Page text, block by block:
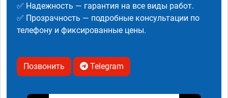
✅ Надежность — гарантия на все виды работ.
✅ Прозрачность — подробные консультации по
телефону и фиксированные цены.
Позвонить Telegram